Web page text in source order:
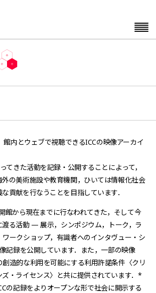
館内とウェブで視聴できるICCの映像アーカイ
てきた活動を記録・公開することによって，
外の美術施設や教育機関，ひいては情報化社会
貢献を行なうことを目指しています．
館から現在までに行なわれてきた，そして今
渡る活動 — 展示，シンポジウム，トーク，ラ
ークショップ，有識者へのインタヴュー・シ
記録を公開しています．また，一部の映像
創造的な利用を可能にする利用許諾条件〈クリ
・ライセンス〉と共に提供されています．*
の記録をよりオープンな形で社会に開示する